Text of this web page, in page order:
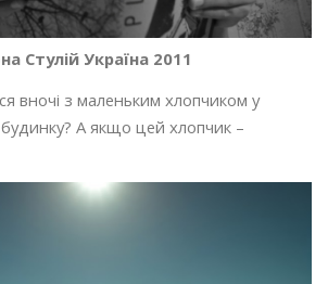
Стулій Україна 2011
вночі з маленьким хлопчиком у
А якщо цей хлопчик –